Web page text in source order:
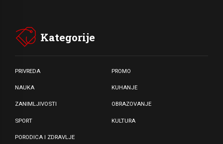
Kategorije
PRIVREDA PROMO
NAUKA KUHANJE
ZANIMLJIVOSTI OBRAZOVANJE
SPORT KULTURA
PORODICA I ZDRAVLJE